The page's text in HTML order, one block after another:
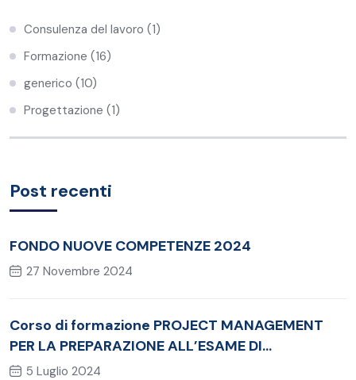
Consulenza del lavoro (1)
Formazione (16)
generico (10)
Progettazione (1)
Post recenti
FONDO NUOVE COMPETENZE 2024
27 Novembre 2024
Corso di formazione PROJECT MANAGEMENT
PER LA PREPARAZIONE ALL’ESAME DI
CERTIFICAZIONE PMI®‐CAPM
5 Luglio 2024